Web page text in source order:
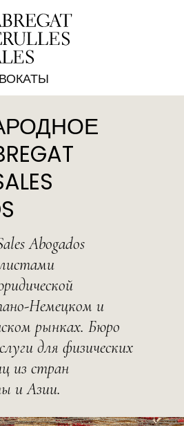
Abogados
Немецком и
рынках. Бюро
для физических
из стран
и Азии.